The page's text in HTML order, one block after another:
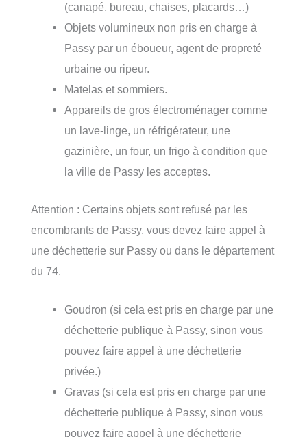
(canapé, bureau, chaises, placards…)
Objets volumineux non pris en charge à
Passy par un éboueur, agent de propreté
urbaine ou ripeur.
Matelas et sommiers.
Appareils de gros électroménager comme
un lave-linge, un réfrigérateur, une
gazinière, un four, un frigo à condition que
la ville de Passy les acceptes.
Attention : Certains objets sont refusé par les
encombrants de Passy, vous devez faire appel à
une déchetterie sur Passy ou dans le département
du 74.
Goudron (si cela est pris en charge par une
déchetterie publique à Passy, sinon vous
pouvez faire appel à une déchetterie
privée.)
Gravas (si cela est pris en charge par une
déchetterie publique à Passy, sinon vous
pouvez faire appel à une déchetterie